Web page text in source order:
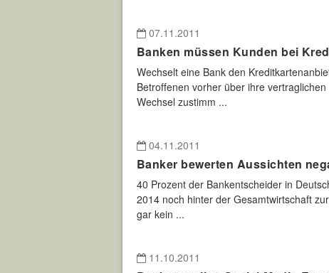
07.11.2011
Banken müssen Kunden bei
Wechselt eine Bank den
Betroffenen vorher über ihre
Wechsel zustimm ...
04.11.2011
Banker bewerten Aussichten
40 Prozent der Bankentscheider in
2014 noch hinter der Gesamtwirtschaft
gar kein ...
11.10.2011